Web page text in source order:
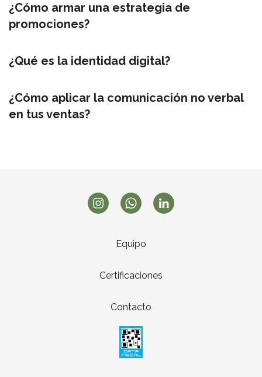
¿Cómo armar una estrategia de
promociones?
¿Qué es la identidad digital?
¿Cómo aplicar la comunicación no verbal
en tus ventas?
Equipo
Certificaciones
Contacto